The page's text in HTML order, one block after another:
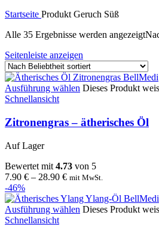
Startseite Produkt Geruch Süß
Alle 35 Ergebnisse werden angezeigt
Seitenleiste anzeigen
Ausführung wählen Dieses Produkt
Schnellansicht
Zitronengras – ätherisches Öl
Auf Lager
Bewertet mit 4.73 von 5
7.90 € – 28.90 € mit MwSt.
-46%
Ausführung wählen Dieses Produkt
Schnellansicht